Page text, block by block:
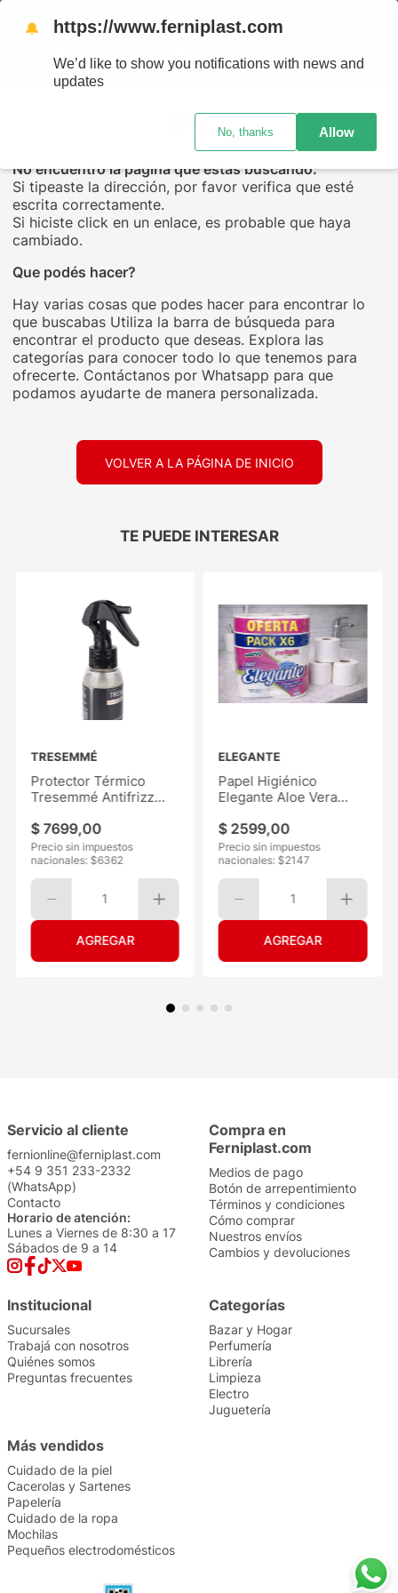
UPS...
No encuentro la página que estás buscando.
Si tipeaste la dirección, por favor verifica que esté
escrita correctamente.
Si hiciste click en un enlace, es probable que haya
cambiado.
Que podés hacer?
Hay varias cosas que podes hacer para encontrar lo
que buscabas Utiliza la barra de búsqueda para
encontrar el producto que deseas. Explora las
categorías para conocer todo lo que tenemos para
ofrecerte. Contáctanos por Whatsapp para que
podamos ayudarte de manera personalizada.
VOLVER A LA PÁGINA DE INICIO
TE PUEDE INTERESAR
TRESEMMÉ
Protector Térmico
Tresemmé Antifrizz
$ 7699,00
Precio sin impuestos
nacionales: $6362
1
ELEGANTE
Papel Higiénico
Elegante Aloe Vera
$ 2599,00
Precio sin impuestos
nacionales: $2147
1
Servicio al cliente
fernionline@ferniplast.com
+54 9 351 233-2332
(WhatsApp)
Contacto
Horario de atención:
Lunes a Viernes de 8:30 a 17
Sábados de 9 a 14
Compra en
Ferniplast.com
Medios de pago
Botón de arrepentimiento
Términos y condiciones
Cómo comprar
Nuestros envíos
Cambios y devoluciones
Institucional
Sucursales
Trabajá con nosotros
Quiénes somos
Preguntas frecuentes
Categorías
Bazar y Hogar
Perfumería
Librería
Limpieza
Electro
Juguetería
Más vendidos
Cuidado de la piel
Cacerolas y Sartenes
Papelería
Cuidado de la ropa
Mochilas
Pequeños electrodomésticos
🔔 https://www.ferniplast.com
We’d like to show you notifications with news and
updates
No, thanks Allow